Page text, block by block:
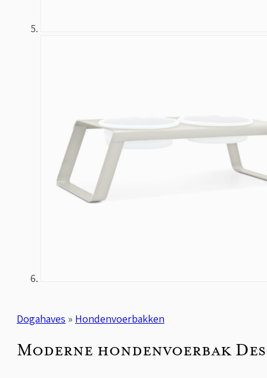
Dogahaves » Hondenvoerbakken
Moderne hondenvoerbak